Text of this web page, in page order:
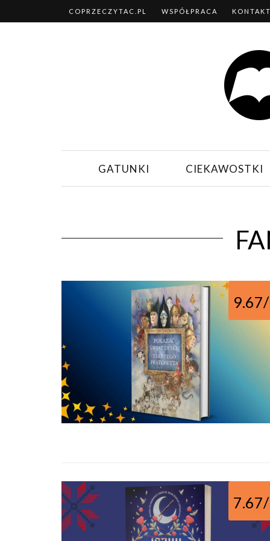
COPRZECZYTAC.PL WSPÓŁPRACA
GATUNKI CIEKAWOSTKI